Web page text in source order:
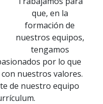
que, en la
formación de
nuestros equipos,
tengamos
por lo que
nuestros valores.
de nuestro equipo